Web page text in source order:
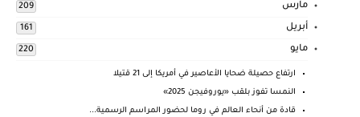
مارس 209
أبريل 161
مايو 220
ارتفاع حصيلة ضحايا الأعاصير في أمريكا إلى 21 قتيلا
النمسا تفوز بلقب «يوروفيجن 2025»
قادة من أنحاء العالم في روما لحضور المراسم الرسمية...